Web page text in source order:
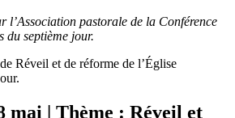
l’Association pastorale de la Conférence
du septième jour.
Réveil et de réforme de l’Église
mai | Thème : Réveil et